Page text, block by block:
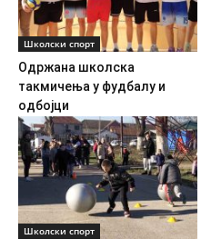
Школски спорт
Одржана школска
такмичења у фудбалу и
одбојци
Школски спорт